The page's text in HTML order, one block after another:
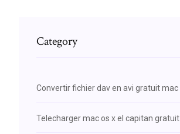
Category
Convertir fichier dav en avi gratuit mac
Telecharger mac os x el capitan gratuit